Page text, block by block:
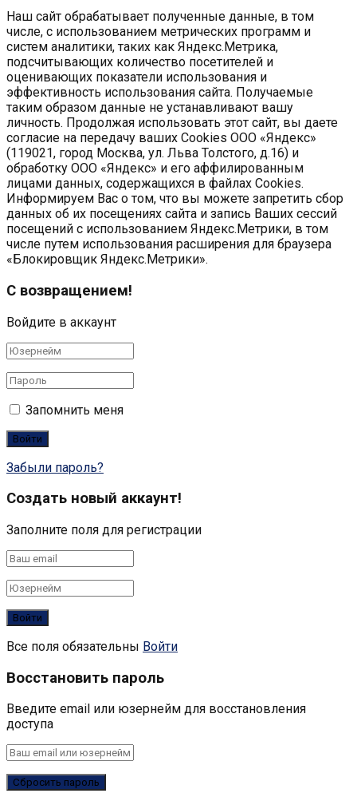
Наш сайт обрабатывает полученные данные, в том
числе, с использованием метрических программ и
систем аналитики, таких как Яндекс.Метрика,
подсчитывающих количество посетителей и
оценивающих показатели использования и
эффективность использования сайта. Получаемые
таким образом данные не устанавливают вашу
личность. Продолжая использовать этот сайт, вы даете
согласие на передачу ваших Cookies ООО «Яндекс»
(119021, город Москва, ул. Льва Толстого, д.16) и
обработку ООО «Яндекс» и его аффилированным
лицами данных, содержащихся в файлах Cookies.
Информируем Вас о том, что вы можете запретить сбор
данных об их посещениях сайта и запись Ваших сессий
посещений с использованием Яндекс.Метрики, в том
числе путем использования расширения для браузера
«Блокировщик Яндекс.Метрики».
С возвращением!
Войдите в аккаунт
Запомнить меня
Забыли пароль?
Создать новый аккаунт!
Заполните поля для регистрации
Все поля обязательны Войти
Восстановить пароль
Введите email или юзернейм для восстановления
доступа